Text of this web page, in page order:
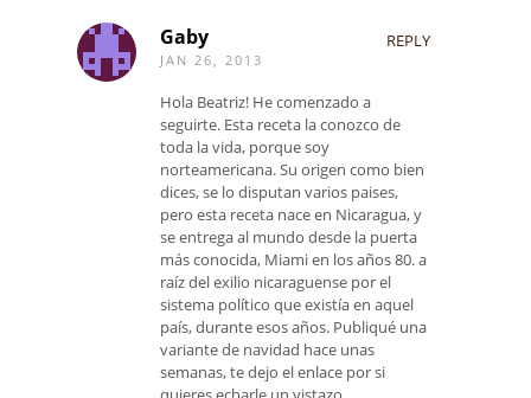
Gaby
JAN 26, 2013
REPLY
Hola Beatriz! He comenzado a
seguirte. Esta receta la conozco de
toda la vida, porque soy
norteamericana. Su origen como bien
dices, se lo disputan varios paises,
pero esta receta nace en Nicaragua, y
se entrega al mundo desde la puerta
más conocida, Miami en los años 80. a
raíz del exilio nicaraguense por el
sistema político que existía en aquel
país, durante esos años. Publiqué una
variante de navidad hace unas
semanas, te dejo el enlace por si